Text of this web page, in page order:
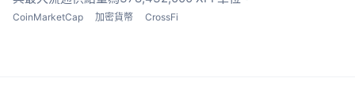
CoinMarketCap 加密貨幣 CrossFi